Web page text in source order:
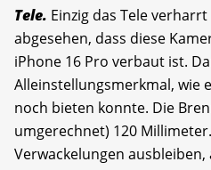
Tele. Einzig das Tele
abgesehen, dass diese
iPhone 16 Pro verbaut ist.
Alleinstellungsmerkmal, wie
noch bieten konnte. Die
umgerechnet) 120
Verwackelungen